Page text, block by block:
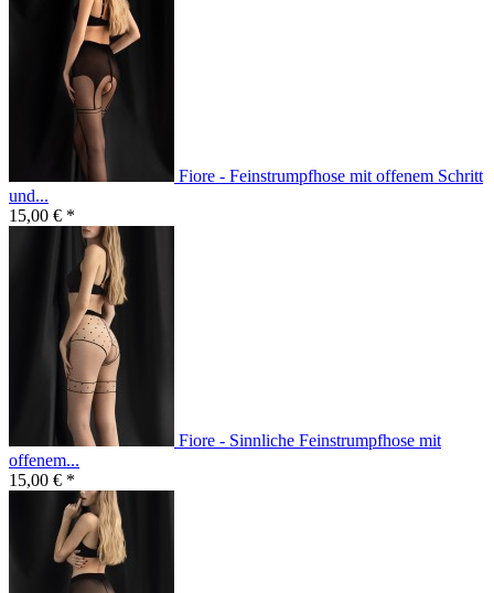
Fiore - Feinstrumpfhose mit offenem Schritt
und...
15,00 € *
Fiore - Sinnliche Feinstrumpfhose mit
offenem...
15,00 € *